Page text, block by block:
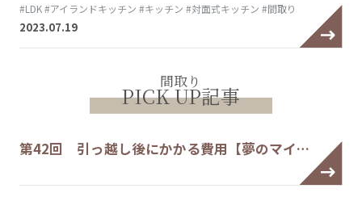
#LDK#アイランドキッチン #キッチン #対面式キッチン #間取り
2023.07.19
間取り
PICK UP記事
第42回 引っ越し後にかかる費用【夢のマイ…